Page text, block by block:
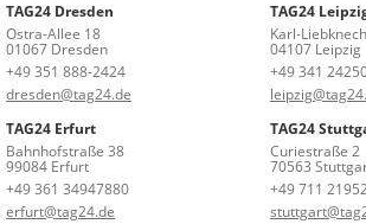
TAG24 Dresden
Ostra-Allee 18
01067 Dresden
+49 351 888-2424
dresden@tag24.de
TAG24
Karl-
04107 Leipzig
+49 341
TAG24 Erfurt
Bahnhofstraße 38
99084 Erfurt
+49 361 34947880
erfurt@tag24.de
TAG24
Curiestraße 2
70563
+49 711